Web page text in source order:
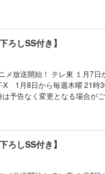
ルと本気の手合せをしたりと
から“ある選択”を託された
に別れを告げ、再び王都へと
と空の旅を満喫する、『休
ろしSS付き】
放送開始！ テレ東 １月7日
なく変更となる場合がございま
っても誰といても、自由気
験で女性の絵を描いたり、ア
うっかり、あの『酔っ払いリ
暇』シリーズ第12弾！
ろしSS付き】